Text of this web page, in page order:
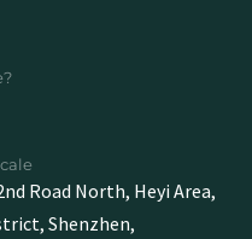
Road North, Heyi Area,
Shenzhen,